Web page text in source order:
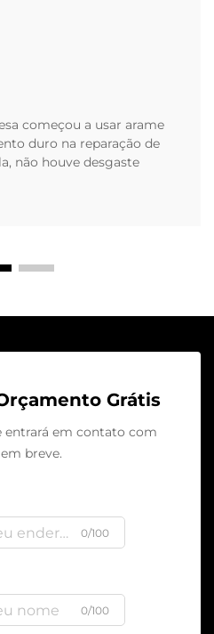
começou a usar arame
duro na reparação de
não houve desgaste
Grátis
entrará em contato com
breve.
0/100
0/100